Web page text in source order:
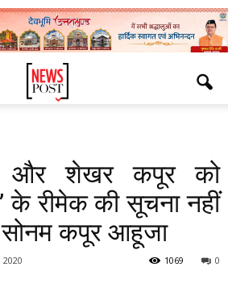
और शेखर कपूर को
के रीमेक की सूचना नहीं
कपूर आहूजा
0
1069